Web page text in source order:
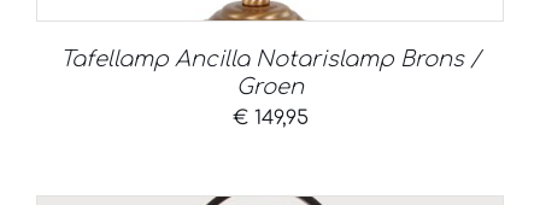
Tafellamp Ancilla Notarislamp Brons /
Groen
€149,95